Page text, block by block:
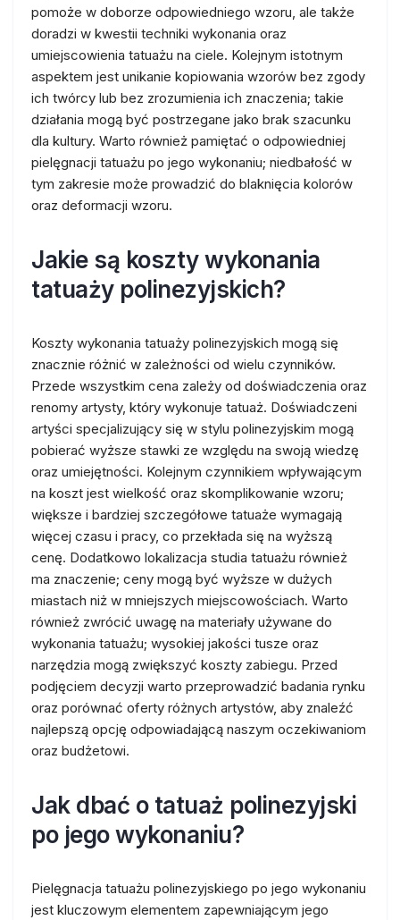
pomoże w doborze odpowiedniego wzoru, ale także
doradzi w kwestii techniki wykonania oraz
umiejscowienia tatuażu na ciele. Kolejnym istotnym
aspektem jest unikanie kopiowania wzorów bez zgody
ich twórcy lub bez zrozumienia ich znaczenia; takie
działania mogą być postrzegane jako brak szacunku
dla kultury. Warto również pamiętać o odpowiedniej
pielęgnacji tatuażu po jego wykonaniu; niedbałość w
tym zakresie może prowadzić do blaknięcia kolorów
oraz deformacji wzoru.
Jakie są koszty wykonania
tatuaży polinezyjskich?
Koszty wykonania tatuaży polinezyjskich mogą się
znacznie różnić w zależności od wielu czynników.
Przede wszystkim cena zależy od doświadczenia oraz
renomy artysty, który wykonuje tatuaż. Doświadczeni
artyści specjalizujący się w stylu polinezyjskim mogą
pobierać wyższe stawki ze względu na swoją wiedzę
oraz umiejętności. Kolejnym czynnikiem wpływającym
na koszt jest wielkość oraz skomplikowanie wzoru;
większe i bardziej szczegółowe tatuaże wymagają
więcej czasu i pracy, co przekłada się na wyższą
cenę. Dodatkowo lokalizacja studia tatuażu również
ma znaczenie; ceny mogą być wyższe w dużych
miastach niż w mniejszych miejscowościach. Warto
również zwrócić uwagę na materiały używane do
wykonania tatuażu; wysokiej jakości tusze oraz
narzędzia mogą zwiększyć koszty zabiegu. Przed
podjęciem decyzji warto przeprowadzić badania rynku
oraz porównać oferty różnych artystów, aby znaleźć
najlepszą opcję odpowiadającą naszym oczekiwaniom
oraz budżetowi.
Jak dbać o tatuaż polinezyjski
po jego wykonaniu?
Pielęgnacja tatuażu polinezyjskiego po jego wykonaniu
jest kluczowym elementem zapewniającym jego